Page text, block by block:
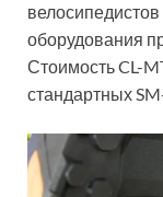
оборудования
Стоимость CL-
стандартных